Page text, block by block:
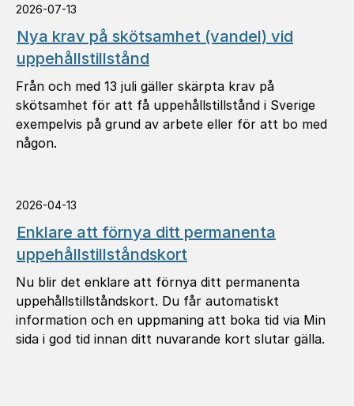
2026-07-13
Nya krav på skötsamhet (vandel) vid
uppehållstillstånd
Från och med 13 juli gäller skärpta krav på
skötsamhet för att få uppehållstillstånd i Sverige
exempelvis på grund av arbete eller för att bo med
någon.
2026-04-13
Enklare att förnya ditt permanenta
uppehållstillståndskort
Nu blir det enklare att förnya ditt permanenta
uppehållstillståndskort. Du får automatiskt
information och en uppmaning att boka tid via Min
sida i god tid innan ditt nuvarande kort slutar gälla.